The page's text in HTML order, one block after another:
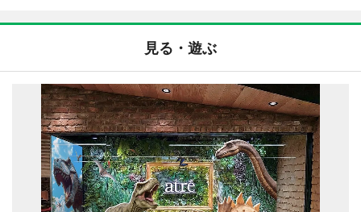
見る・遊ぶ